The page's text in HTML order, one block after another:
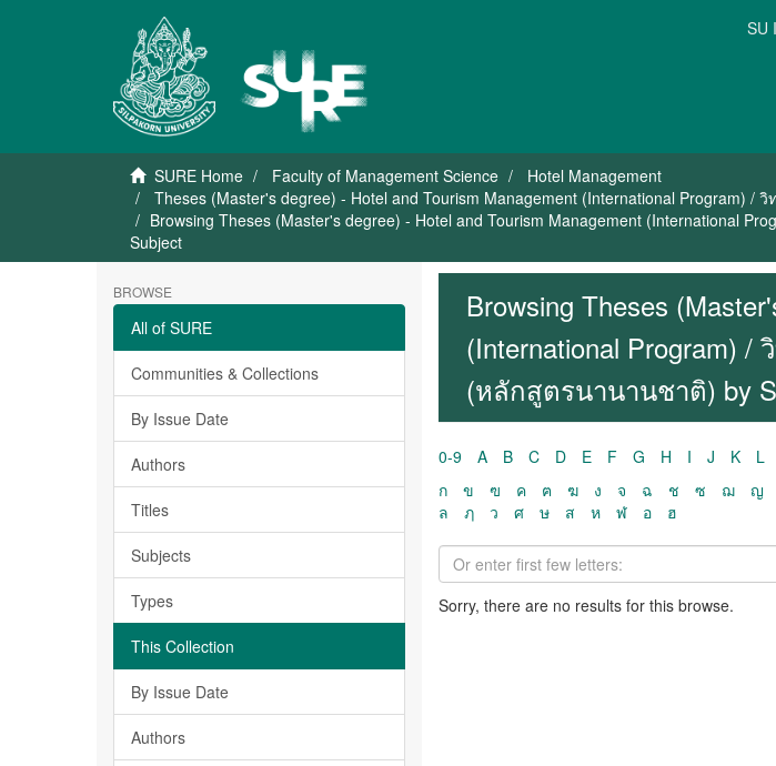
SU
SURE Home Faculty of Management Science
Hotel Management
Theses (Master's degree) - Hotel and Tourism Management (International Program)
Browsing Theses (Master's degree) - Hotel and Tourism Management (International
Subject
BROWSE
All of SURE
Communities & Collections
By Issue Date
Authors
Titles
Subjects
Types
This Collection
By Issue Date
Authors
Browsing Theses
(International Program)
(หลักสูตรนานานชาติ) by
0-9 A B C D E F G H I J K L
ก
ข ฃ ค ฅ ฆ ง จ ฉ ช ซ ฌ ญ
ล
ฦ ว ศ ษ ส ห ฬ อ ฮ
Sorry, there are no results for this browse.